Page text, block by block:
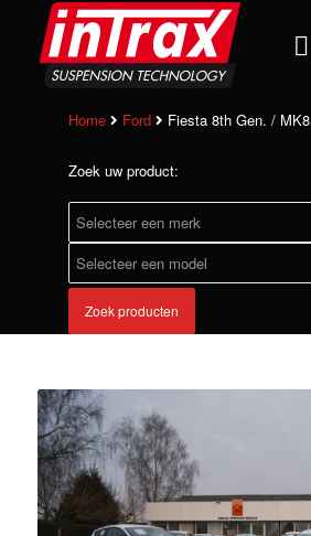
Home Ford Fiesta 8th Gen. / MK8
Zoek uw product:
Zoek producten